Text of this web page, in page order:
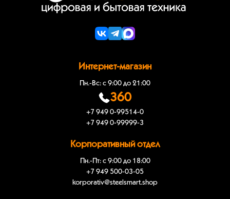
Интернет-магазин
Пн.-Вс: с 9:00 до 21:00
360
+7 949 0-99514-0
+7 949 0-99999-3
Корпоративный отдел
Пн.-Пт: с 9:00 до 18:00
+7 949 500-03-05
korporativ@steelsmart.shop